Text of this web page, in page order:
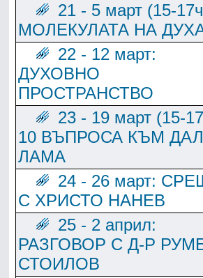
21 - 5 март (15-
МОЛЕКУЛАТА НА
22 - 12 март:
ДУХОВНО
ПРОСТРАНСТВО
23 - 19 март (15-
10 ВЪПРОСА КЪМ
ЛАМА
24 - 26 март:
С ХРИСТО НАНЕВ
25 - 2 април:
РАЗГОВОР С Д-Р
СТОИЛОВ